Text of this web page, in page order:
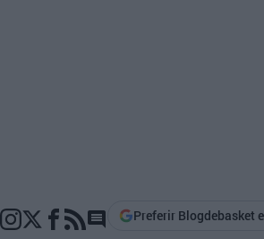
Go to comments section
Preferir Blogdebasket